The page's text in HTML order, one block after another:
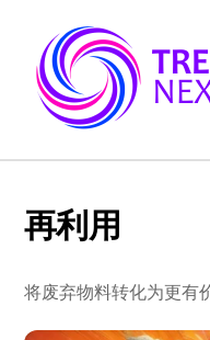
content
再利用
将废弃物料转化为更有